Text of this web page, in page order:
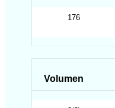
176
Volumen